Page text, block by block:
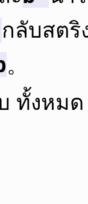
กลับสตริ
。
ทั้งหมด